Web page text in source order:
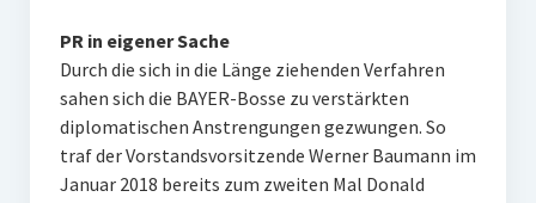
PR in eigener Sache
Durch die sich in die Länge ziehenden Verfahren
sahen sich die BAYER-Bosse zu verstärkten
diplomatischen Anstrengungen gezwungen. So
traf der Vorstandsvorsitzende Werner Baumann im
Januar 2018 bereits zum zweiten Mal Donald